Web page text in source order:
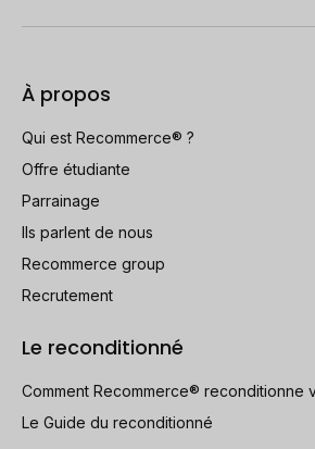
À propos
Qui est Recommerce® ?
Offre étudiante
Parrainage
Ils parlent de nous
Recommerce group
Recrutement
Le reconditionné
Comment Recommerce® reconditionne
Le Guide du reconditionné